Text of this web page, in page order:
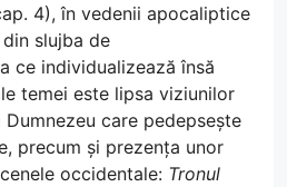
4), în vedenii apocaliptice
slujba de
ce individualizează însă
temei este lipsa viziunilor
care pedepsește
precum și prezența unor
occidentale: Tronul